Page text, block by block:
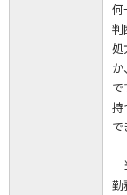
何
判
処
持
で
勤